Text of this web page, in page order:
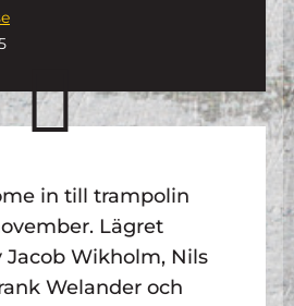
in till trampolin
Lägret
Jacob Wikholm, Nils
Welander och